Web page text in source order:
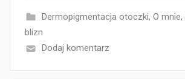
Dermopigmentacja otoczki, O mnie,
blizn
Dodaj komentarz